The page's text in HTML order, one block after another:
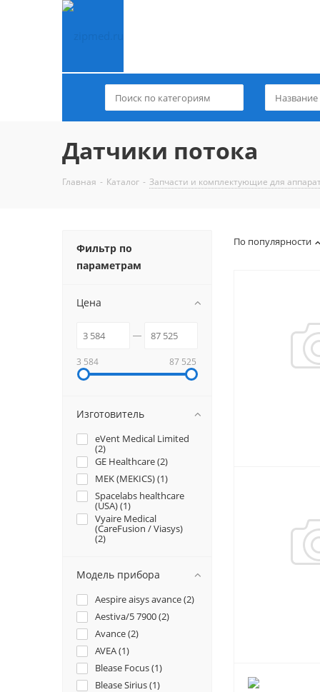
Датчики потока
Главная - Каталог - Запчасти и комплектующие для
По популярности
Фильтр по
параметрам
Цена
3 584 87 525
Изготовитель
eVent Medical Limited
(2)
GE Healthcare (2)
MEK (MEKICS) (1)
Spacelabs healthcare
(USA) (1)
Vyaire Medical
(CareFusion / Viasys)
(2)
Модель прибора
Aespire aisys avance (2)
Aestiva/5 7900 (2)
Avance (2)
AVEA (1)
Blease Focus (1)
Blease Sirius (1)